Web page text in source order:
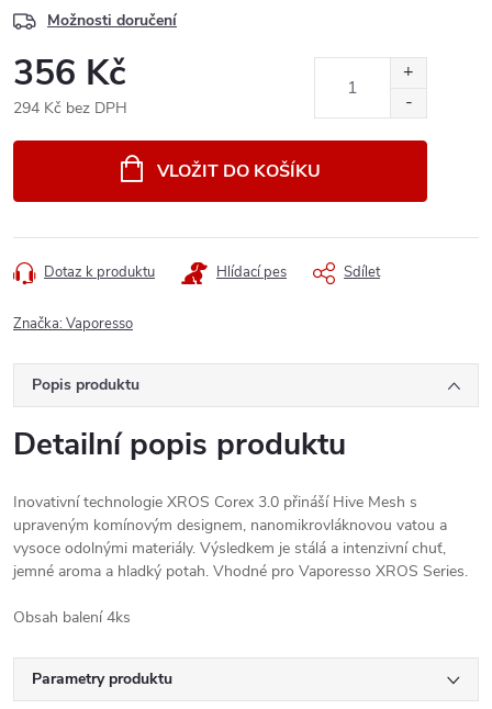
Možnosti doručení
356 Kč
294 Kč bez DPH
VLOŽIT DO KOŠÍKU
Dotaz k produktu Hlídací pes Sdílet
Značka:Vaporesso
Popis produktu
Detailní popis produktu
Inovativní technologie XROS Corex 3.0 přináší Hive Mesh s
upraveným komínovým designem, nanomikrovláknovou vatou a
vysoce odolnými materiály. Výsledkem je stálá a intenzivní chuť,
jemné aroma a hladký potah. Vhodné pro Vaporesso XROS Series.
Obsah balení 4ks
Parametry produktu